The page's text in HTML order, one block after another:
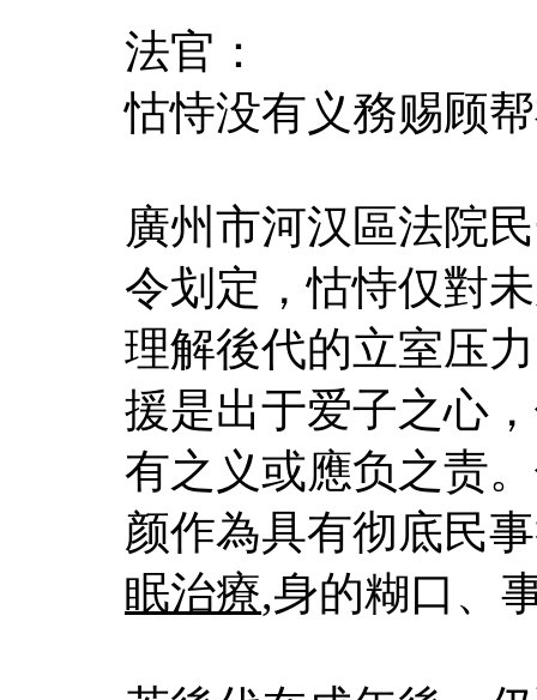
法官：
怙恃没有义務赐顾
廣州市河汉區法院
令划定，怙恃仅對
理解後代的立室压
援是出于爱子之心
有之义或應负之责
颜作為具有彻底民
眠治療,身的糊口、